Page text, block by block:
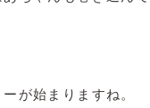
が始まりますね。